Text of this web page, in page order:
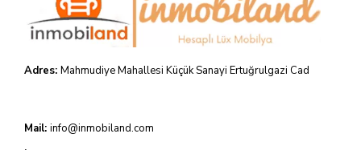
Adres: Mahmudiye Mahallesi Küçük Sanayi Ertuğrulgazi Cad
Mail: info@inmobiland.com